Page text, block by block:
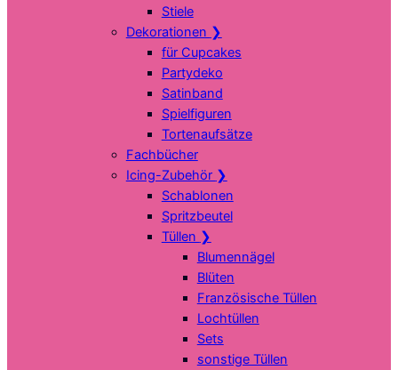
Stiele
Dekorationen ❯
für Cupcakes
Partydeko
Satinband
Spielfiguren
Tortenaufsätze
Fachbücher
Icing-Zubehör ❯
Schablonen
Spritzbeutel
Tüllen ❯
Blumennägel
Blüten
Französische Tüllen
Lochtüllen
Sets
sonstige Tüllen